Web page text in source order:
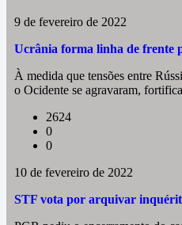
9 de fevereiro de 2022
Ucrânia forma linha de frente
À medida que tensões entre
o Ocidente se agravaram,
2624
0
0
10 de fevereiro de 2022
STF vota por arquivar